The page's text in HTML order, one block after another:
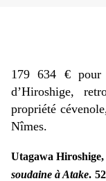
179 634 € pour
d’Hiroshige,
propriété
Nîmes.
Utagawa Hiroshige,
soudaine à Atake. 52